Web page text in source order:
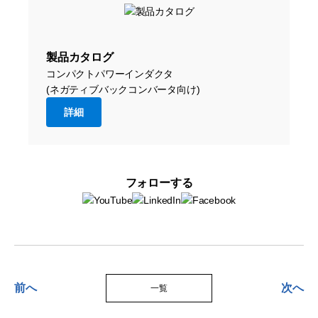
製品カタログ
コンパクトパワーインダクタ
(ネガティブバックコンバータ向け)
詳細
フォローする
前へ 一覧 次へ